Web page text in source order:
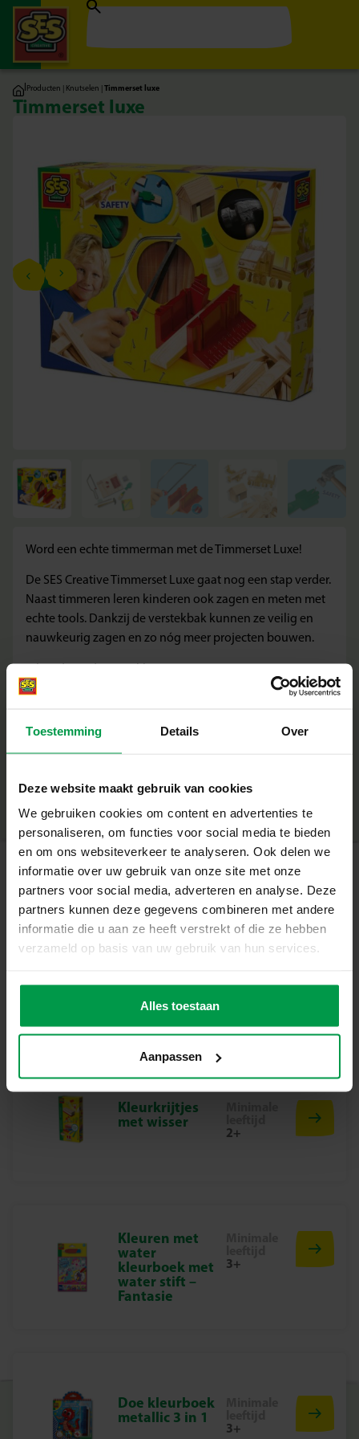
Toestemming Details Over
Deze website maakt gebruik van cookies
We gebruiken cookies om content en advertenties te
personaliseren, om functies voor social media te bieden
en om ons websiteverkeer te analyseren. Ook delen we
informatie over uw gebruik van onze site met onze
partners voor social media, adverteren en analyse. Deze
partners kunnen deze gegevens combineren met andere
informatie die u aan ze heeft verstrekt of die ze hebben
verzameld op basis van uw gebruik van hun services.
Alles toestaan
Aanpassen
|Producten | Knutselen |Timmerset luxe
Timmerset luxe
Word een echte timmerman met de Timmerset Luxe!
De SES Creative Timmerset Luxe gaat nog een stap verder.
Naast timmeren leren kinderen ook zagen en meten met
echte tools. Dankzij de verstekbak kunnen ze veilig en
nauwkeurig zagen en zo nóg meer projecten bouwen.
Inhoud van de verpakking
Hamer
Spijkers
Zaag
Verstekbak
Unieke eigenschappen
Inclusief echte hamer en zaag voor een realistische
timmerervaring
Verstekbak voor veilig en nauwkeurig zagen
inzicht
Ideaal voor kinderen vanaf 5 jaar
De Timmerset Luxe is perfect voor jonge timmermannen
en -vrouwen die net een stapje verder willen gaan. Bouw
samen of alleen en ontdek hoe leuk houtbewerking kan
+
Productnummer
00944
Deel dit product
Gerelateerde producten
Vingerverf
kleuren x 110ml
Minimale
2+
Kleurkrijtjes
met wisser
2+
Kleuren met
water
kleurboek met
water stift –
Fantasie
3+
Doe kleurboek
metallic 3 in 1
3+